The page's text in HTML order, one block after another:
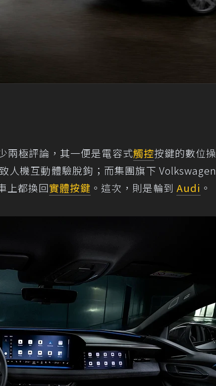
兩極評論，其一便是電容式觸控按鍵的數位操
人機互動體驗脫鉤；而集團旗下 Volkswagen
上都換回實體按鍵 。這次，則是輪到 Audi 。